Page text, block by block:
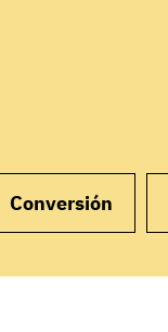
Conversión